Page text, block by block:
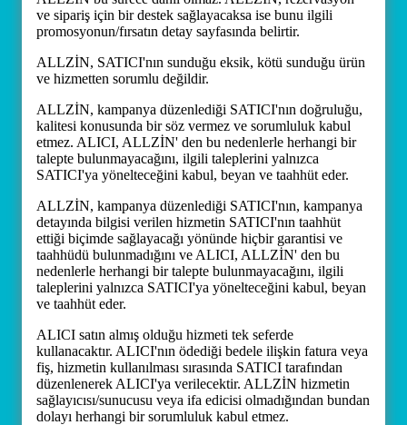
ve sipariş için bir destek sağlayacaksa ise bunu ilgili
promosyonun/fırsatın detay sayfasında belirtir.
ALLZİN, SATICI'nın sunduğu eksik, kötü sunduğu ürün
ve hizmetten sorumlu değildir.
ALLZİN, kampanya düzenlediği SATICI'nın doğruluğu,
kalitesi konusunda bir söz vermez ve sorumluluk kabul
etmez. ALICI, ALLZİN' den bu nedenlerle herhangi bir
talepte bulunmayacağını, ilgili taleplerini yalnızca
SATICI'ya yönelteceğini kabul, beyan ve taahhüt eder.
ALLZİN, kampanya düzenlediği SATICI'nın, kampanya
detayında bilgisi verilen hizmetin SATICI'nın taahhüt
ettiği biçimde sağlayacağı yönünde hiçbir garantisi ve
taahhüdü bulunmadığını ve ALICI, ALLZİN' den bu
nedenlerle herhangi bir talepte bulunmayacağını, ilgili
taleplerini yalnızca SATICI'ya yönelteceğini kabul, beyan
ve taahhüt eder.
ALICI satın almış olduğu hizmeti tek seferde
kullanacaktır. ALICI'nın ödediği bedele ilişkin fatura veya
fiş, hizmetin kullanılması sırasında SATICI tarafından
düzenlenerek ALICI'ya verilecektir. ALLZİN hizmetin
sağlayıcısı/sunucusu veya ifa edicisi olmadığından bundan
dolayı herhangi bir sorumluluk kabul etmez.